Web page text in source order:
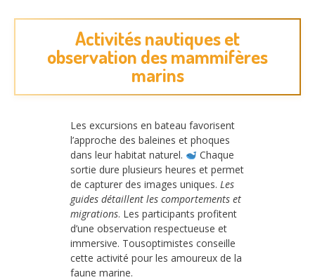
Activités nautiques et
observation des mammifères
marins
Les excursions en bateau favorisent
l’approche des baleines et phoques
dans leur habitat naturel.
Chaque
sortie dure plusieurs heures et permet
de capturer des images uniques. Les
guides détaillent les comportements et
migrations. Les participants profitent
d’une observation respectueuse et
immersive. Tousoptimistes conseille
cette activité pour les amoureux de la
faune marine.